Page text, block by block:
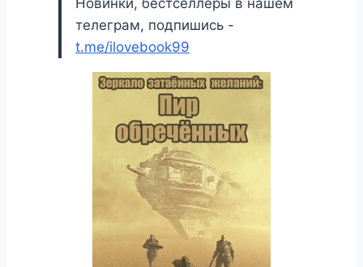
Новинки, бестселлеры в нашем
телеграм, подпишись -
t.me/ilovebook99